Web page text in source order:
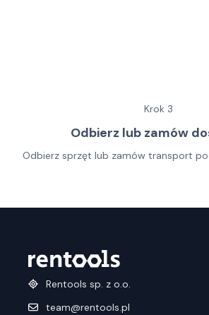
Krok 3
Odbierz lub zamów
Odbierz sprzęt lub zamów transport
Rentools sp. z o.o.
team@rentools.pl